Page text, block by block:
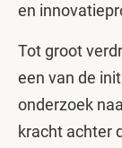
en
Tot groot
een van de
onderzoek
kracht achter